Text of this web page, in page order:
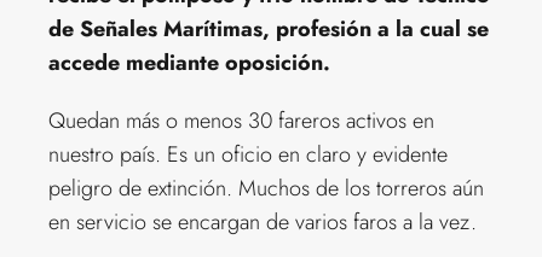
de Señales Marítimas, profesión a la cual se
accede mediante oposición.
Quedan más o menos 30 fareros activos en
nuestro país. Es un oficio en claro y evidente
peligro de extinción. Muchos de los torreros aún
en servicio se encargan de varios faros a la vez.